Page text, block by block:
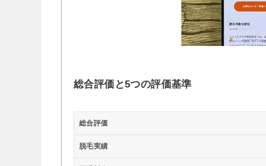
総合評価と5つの評価基準
総合評価
脱毛実績